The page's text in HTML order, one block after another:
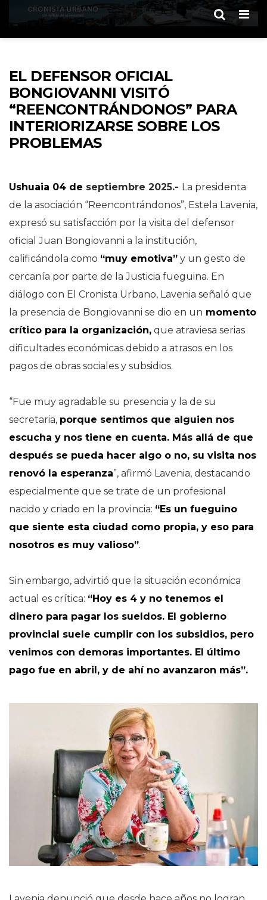
EL DEFENSOR OFICIAL
BONGIOVANNI VISITÓ
“REENCONTRÁNDONOS” PARA
INTERIORIZARSE SOBRE LOS
PROBLEMAS
Ushuaia 04 de septiembre 2025.- La presidenta
de la asociación “Reencontrándonos”, Estela Lavenia,
expresó su satisfacción por la visita del defensor
oficial Juan Bongiovanni a la institución,
calificándola como “muy emotiva” y un gesto de
cercanía por parte de la Justicia fueguina. En
diálogo con El Cronista Urbano, Lavenia señaló que
la presencia de Bongiovanni se dio en un momento
crítico para la organización, que atraviesa serias
dificultades económicas debido a atrasos en los
pagos de obras sociales y subsidios.
“Fue muy agradable su presencia y la de su
secretaria, porque sentimos que alguien nos
escucha y nos tiene en cuenta. Más allá de que
después se pueda hacer algo o no, su visita nos
renovó la esperanza”, afirmó Lavenia, destacando
especialmente que se trate de un profesional
nacido y criado en la provincia: “Es un fueguino
que siente esta ciudad como propia, y eso para
nosotros es muy valioso”.
Sin embargo, advirtió que la situación económica
actual es crítica: “Hoy es 4 y no tenemos el
dinero para pagar los sueldos. El gobierno
provincial suele cumplir con los subsidios, pero
venimos con demoras importantes. El último
pago fue en abril, y de ahí no avanzaron más”.